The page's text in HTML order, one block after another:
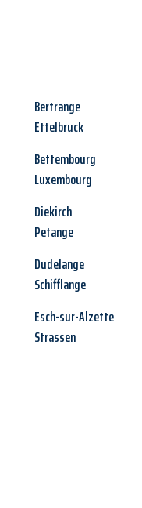
Bertrange
Ettelbruck
Bettembourg
Luxembourg
Diekirch
Petange
Dudelange
Schifflange
Esch-sur-Alzette
Strassen